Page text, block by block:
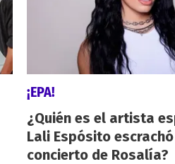
¡EPA!
¿Quién es el artista
Lali Espósito
concierto de Rosalía?